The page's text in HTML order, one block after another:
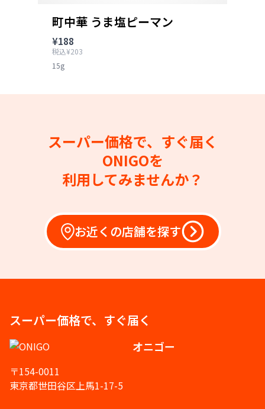
町中華 うま塩ピーマン
¥188
税込¥203
15g
スーパー価格で、すぐ届く
ONIGOを
利用してみませんか？
お近くの店舗を探す
スーパー価格で、すぐ届く
オニゴー
〒154-0011
東京都世田谷区上馬1-17-5